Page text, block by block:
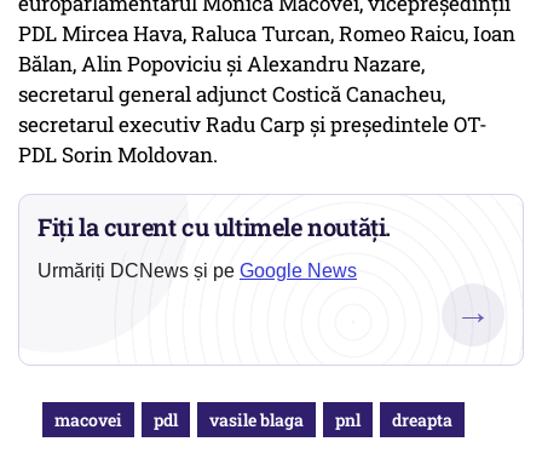
PDL Mircea Hava, Raluca Turcan, Romeo Raicu, Ioan
Bălan, Alin Popoviciu şi Alexandru Nazare,
secretarul general adjunct Costică Canacheu,
secretarul executiv Radu Carp şi preşedintele OT-
PDL Sorin Moldovan.
Fiți la curent cu ultimele noutăți.
Urmăriți DCNews și pe Google News
→
macovei pdl vasile blaga pnl dreapta